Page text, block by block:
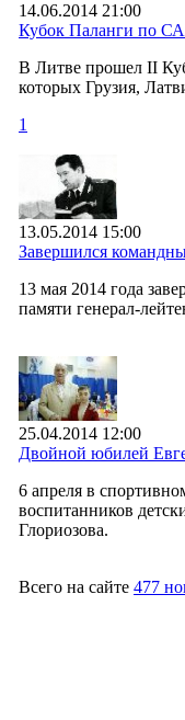
14.06.2014 21:00
Кубок Паланги по
В Литве прошел II
которых Грузия,
1
13.05.2014 15:00
Завершился
13 мая 2014 года
памяти генерал-
25.04.2014 12:00
Двойной юбилей
6 апреля в
воспитанников
Глориозова.
Всего на сайте 477